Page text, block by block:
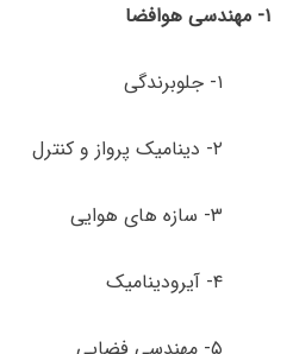
۱- مهندسی هوافضا
۱- جلوبرندگی
۲- دینامیک پرواز و کنترل
۳- سازه­ های هوایی
۴- آیرودینامیک